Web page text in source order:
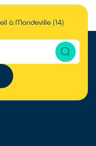
à Mondeville (14)